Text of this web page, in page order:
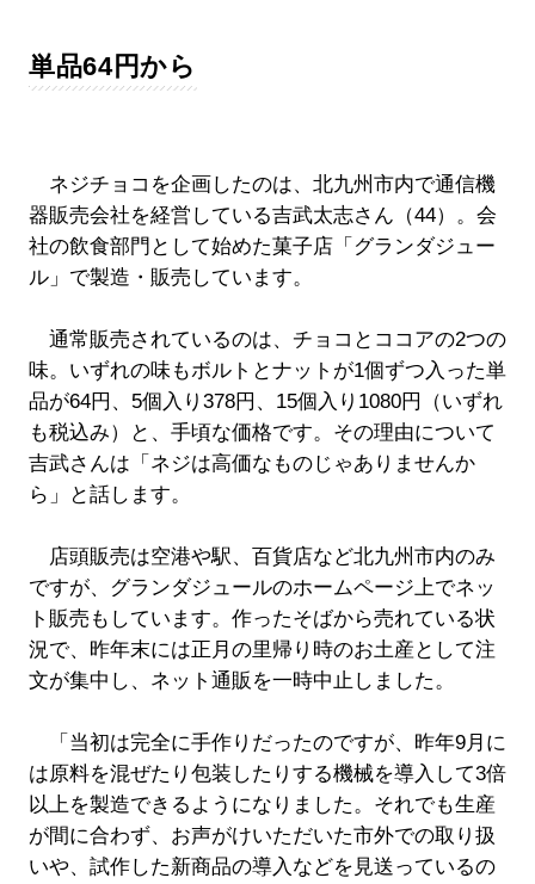
単品64円から
ネジチョコを企画したのは、北九州市内で通信機
器販売会社を経営している吉武太志さん（44）。会
社の飲食部門として始めた菓子店「グランダジュー
ル」で製造・販売しています。
通常販売されているのは、チョコとココアの2つの
味。いずれの味もボルトとナットが1個ずつ入った単
品が64円、5個入り378円、15個入り1080円（いずれ
も税込み）と、手頃な価格です。その理由について
吉武さんは「ネジは高価なものじゃありませんか
ら」と話します。
店頭販売は空港や駅、百貨店など北九州市内のみ
ですが、グランダジュールのホームページ上でネッ
ト販売もしています。作ったそばから売れている状
況で、昨年末には正月の里帰り時のお土産として注
文が集中し、ネット通販を一時中止しました。
「当初は完全に手作りだったのですが、昨年9月に
は原料を混ぜたり包装したりする機械を導入して3倍
以上を製造できるようになりました。それでも生産
が間に合わず、お声がけいただいた市外での取り扱
いや、試作した新商品の導入などを見送っているの